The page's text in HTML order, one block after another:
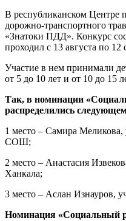
В республиканском Центре
дорожно-транспортного
«Знатоки ПДД». Конкурс
проходил с 13 августа по 12
Участие в нем принимали
от 5 до 10 лет и от 10 до 15
Так, в номинации
распределились
1 место – Самира
СОШ;
2 место – Анастасия
Ханкала;
3 место – Аслан
Номинация «Социальный